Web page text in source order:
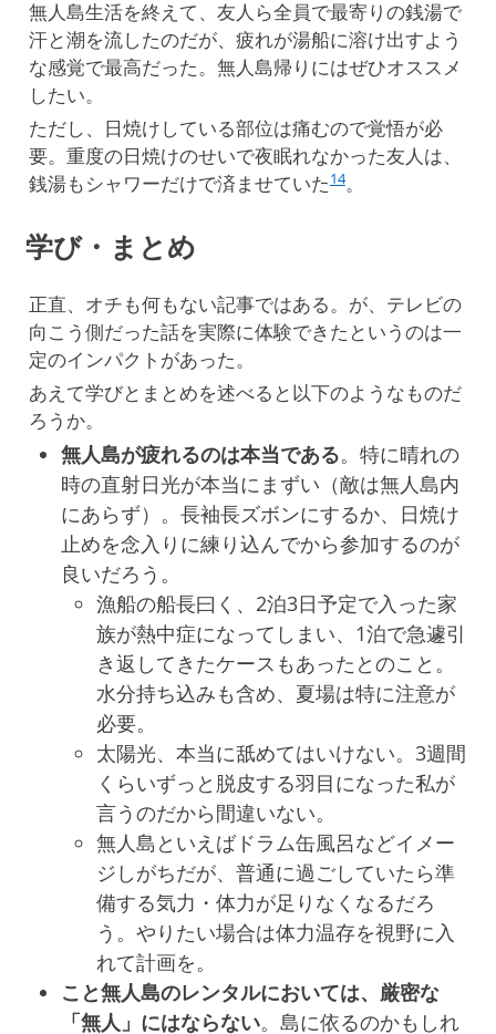
無人島生活を終えて、友人ら全員で最寄りの銭湯で
汗と潮を流したのだが、疲れが湯船に溶け出すよう
な感覚で最高だった。無人島帰りにはぜひオススメ
したい。
ただし、日焼けしている部位は痛むので覚悟が必
要。重度の日焼けのせいで夜眠れなかった友人は、
銭湯もシャワーだけで済ませていた14。
学び・まとめ
正直、オチも何もない記事ではある。が、テレビの
向こう側だった話を実際に体験できたというのは一
定のインパクトがあった。
あえて学びとまとめを述べると以下のようなものだ
ろうか。
無人島が疲れるのは本当である。特に晴れの
時の直射日光が本当にまずい（敵は無人島内
にあらず）。長袖長ズボンにするか、日焼け
止めを念入りに練り込んでから参加するのが
良いだろう。
漁船の船長曰く、2泊3日予定で入った家
族が熱中症になってしまい、1泊で急遽引
き返してきたケースもあったとのこと。
水分持ち込みも含め、夏場は特に注意が
必要。
太陽光、本当に舐めてはいけない。3週間
くらいずっと脱皮する羽目になった私が
言うのだから間違いない。
無人島といえばドラム缶風呂などイメー
ジしがちだが、普通に過ごしていたら準
備する気力・体力が足りなくなるだろ
う。やりたい場合は体力温存を視野に入
れて計画を。
こと無人島のレンタルにおいては、厳密な
「無人」にはならない。島に依るのかもしれ